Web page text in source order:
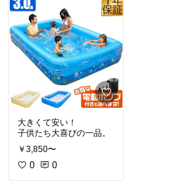
大きくて安い！
子供たち大喜びの一品。
￥3,850〜
0 0